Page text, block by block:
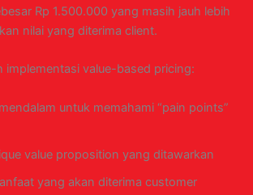
Rp 1.500.000 yang masih jauh lebih
nilai yang diterima client.
implementasi value-based pricing:
untuk memahami “pain points”
value proposition yang ditawarkan
yang akan diterima customer